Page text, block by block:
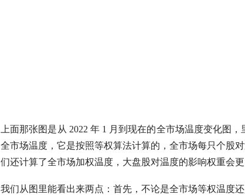
上面那张图是从 2022 年 1 月到现在的全市场温度变化图
全市场温度，它是按照等权算法计算的，全市场每只个股
们还计算了全市场加权温度， 大盘股对温度的影响权重会更
我们从图里能看出来两点：首先，不论是全市场等权温度